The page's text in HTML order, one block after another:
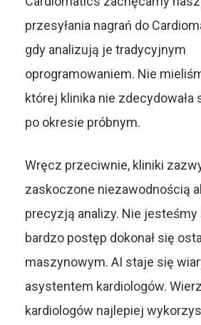
przesyłania nagrań do
gdy analizują je tradycyjnym
oprogramowaniem. Nie
której klinika nie zdecydowała
po okresie próbnym.
Wręcz przeciwnie, kliniki
zaskoczone niezawodnością
precyzją analizy. Nie jesteśmy
bardzo postęp dokonał się
maszynowym. AI staje się
asystentem kardiologów.
kardiologów najlepiej